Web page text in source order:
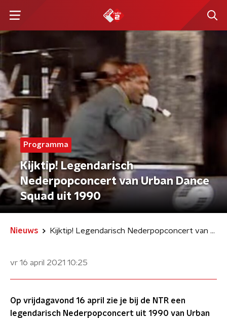
Programma
Kijktip! Legendarisch
Nederpopconcert van Urban Dance
Squad uit 1990
Nieuws Kijktip! Legendarisch Nederpopconcert van Urban Dance Squad uit 1990
vr 16 april 2021 10:25
Op vrijdagavond 16 april zie je bij de NTR een
legendarisch Nederpopconcert uit 1990 van Urban